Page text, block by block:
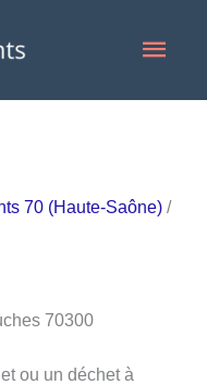
70 (Haute-Saône) /
70300
ou un déchet à